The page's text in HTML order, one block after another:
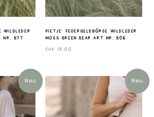
Wildleder
B77
Pietje‘ Federgeldbörse Wildleder
moss green Bear art nr. B06
CHF 18.00
Neu Neu